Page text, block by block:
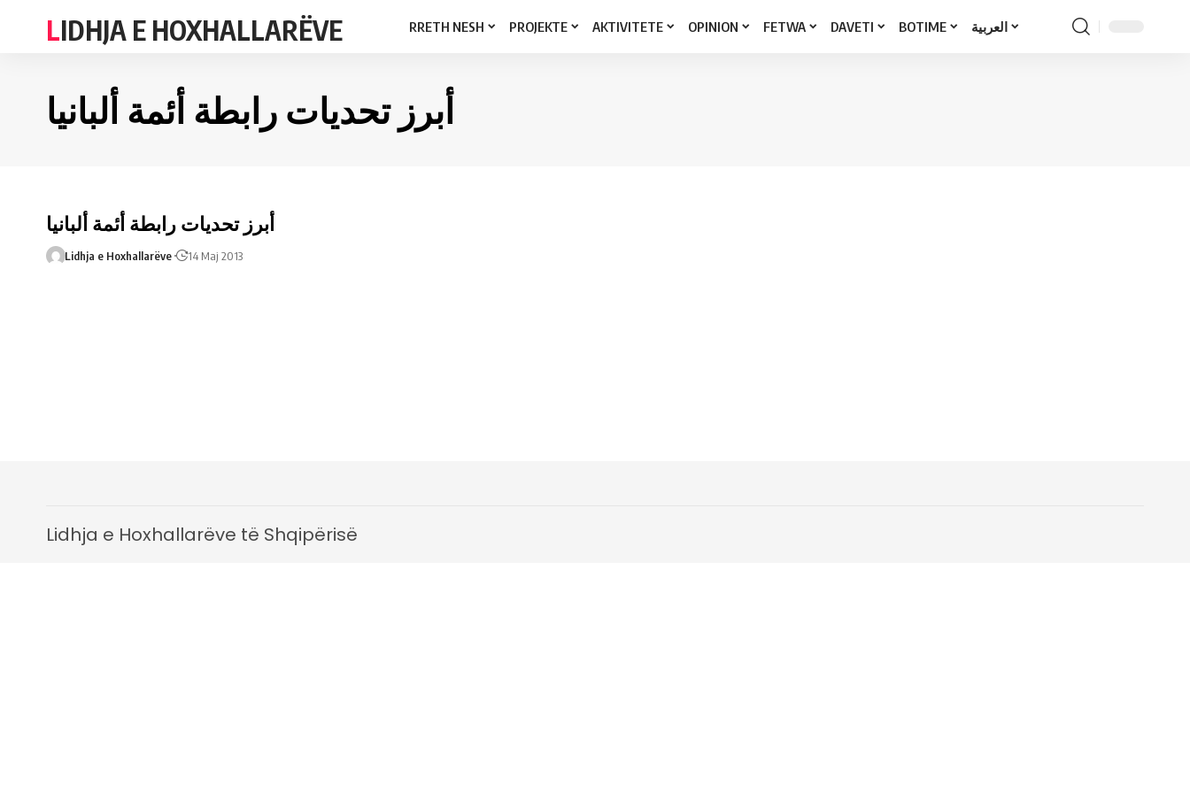
LIDHJA E HOXHALLARËVE RRETH NESH PROJEKTE AKTIVITETE OPINION FETWA DAVETI BOTIME العربية
أبرز تحديات رابطة أئمة ألبانيا
أبرز تحديات رابطة أئمة ألبانيا
Lidhja e Hoxhallarëve 14 Maj 2013
Lidhja e Hoxhallarëve të Shqipërisë